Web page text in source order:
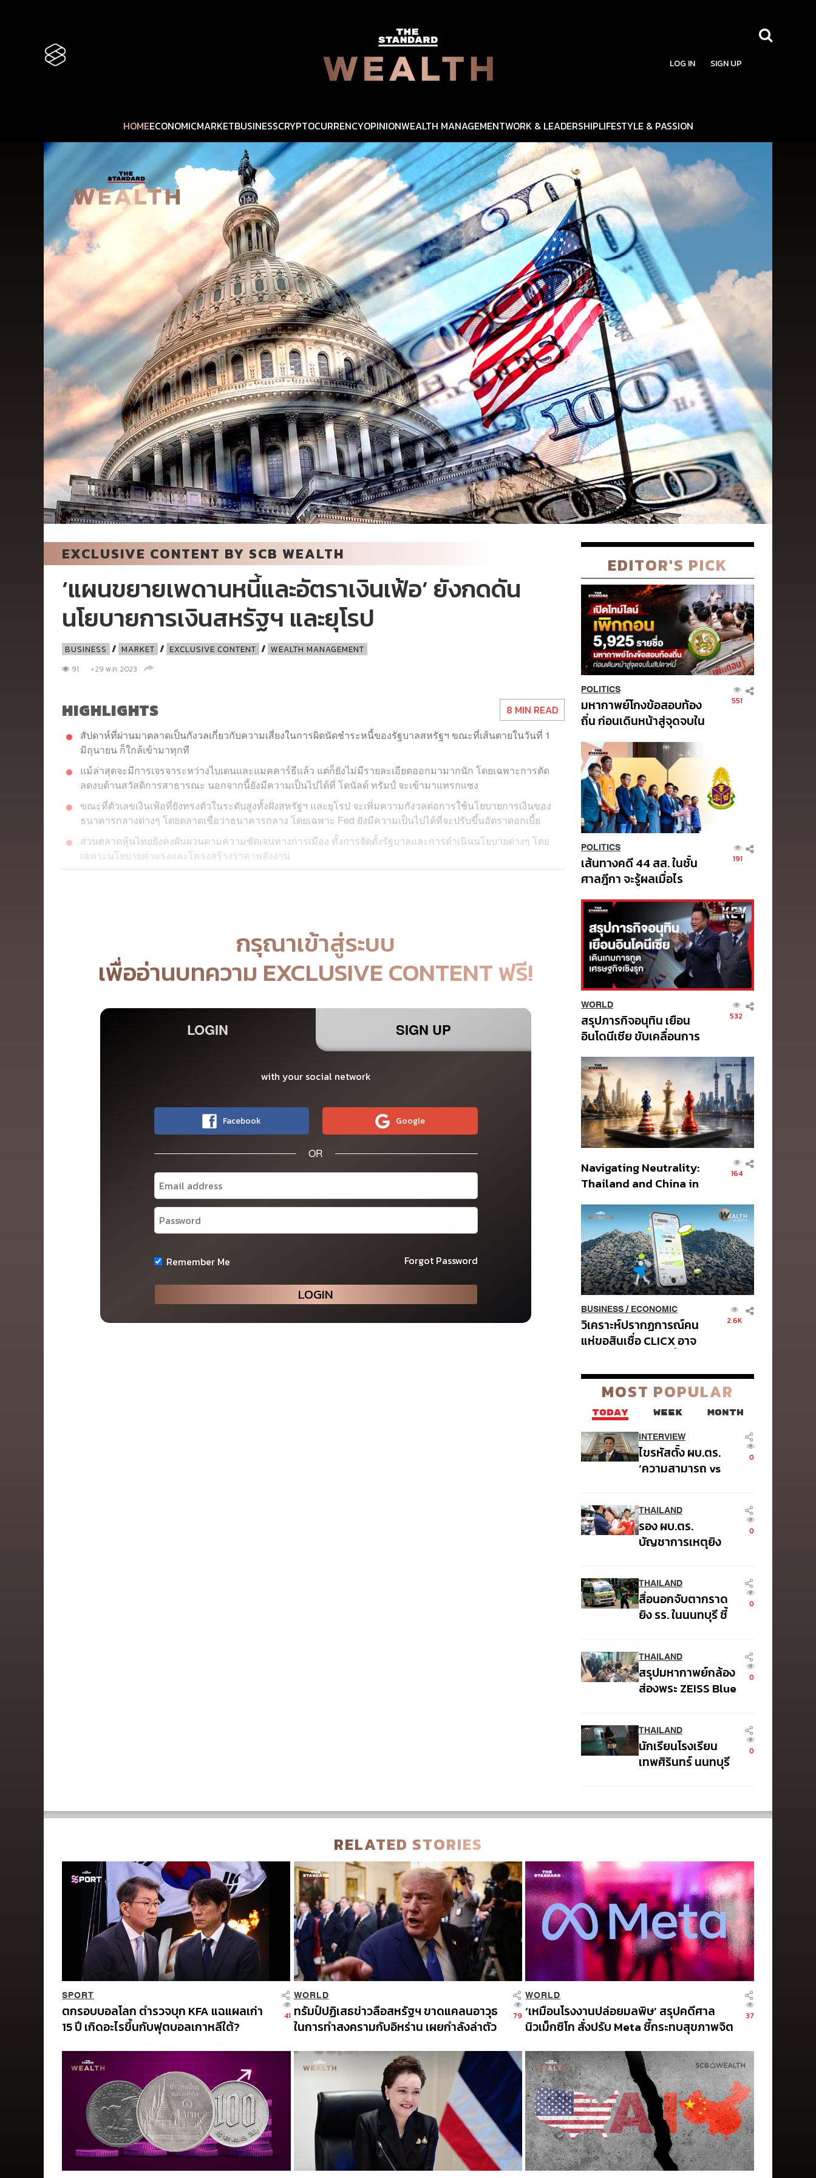
LOG IN SIGN UP
HOMEECONOMICMARKETBUSINESSCRYPTOCURRENCYOPINIONWEALTH MANAGEMENTWORK & LEADERSHIPLIFESTYLE & PASSION
EXCLUSIVE CONTENT BY SCB WEALTH
‘แผนขยายเพดานหนี้และอัตราเงินเฟ้อ’ ยังกดดัน
นโยบายการเงินสหรัฐฯ และยุโรป
BUSINESS / MARKET / EXCLUSIVE CONTENT / WEALTH MANAGEMENT
91 • 29 พ.ค. 2023
HIGHLIGHTS 8 MIN READ
สัปดาห์ที่ผ่านมาตลาดเป็นกังวลเกี่ยวกับความเสี่ยงในการผิดนัดชำระหนี้ของรัฐบาลสหรัฐฯ ขณะที่เส้นตายในวันที่ 1
มิถุนายน ก็ใกล้เข้ามาทุกที
แม้ล่าสุดจะมีการเจรจาระหว่างไบเดนและแมคคาร์ธีแล้ว แต่ก็ยังไม่มีรายละเอียดออกมามากนัก โดยเฉพาะการตัด
ลดงบด้านสวัสดิการสาธารณะ นอกจากนี้ยังมีความเป็นไปได้ที่ โดนัลด์ ทรัมป์ จะเข้ามาแทรกแซง
ขณะที่ตัวเลขเงินเฟ้อที่ยังทรงตัวในระดับสูงทั้งฝั่งสหรัฐฯ และยุโรป จะเพิ่มความกังวลต่อการใช้นโยบายการเงินของ
ธนาคารกลางต่างๆ โดยตลาดเชื่อว่าธนาคารกลาง โดยเฉพาะ Fed ยังมีความเป็นไปได้ที่จะปรับขึ้นอัตราดอกเบี้ย
ส่วนตลาดหุ้นไทยยังคงผันผวนตามความชัดเจนทางการเมือง ทั้งการจัดตั้งรัฐบาลและการดำเนินนโยบายต่างๆ โดย
เฉพาะนโยบายค่าแรงและโครงสร้างราคาพลังงาน
กรุณาเข้าสู่ระบบ
เพื่ออ่านบทความ EXCLUSIVE CONTENT ฟรี!
LOGIN SIGN UP
with your social network
Facebook Google
OR
Remember Me Forgot Password
EDITOR'S PICK
POLITICS
มหากาพย์โกงข้อสอบท้อง
ถิ่น ก่อนเดินหน้าสู่จุดจบใน
551
POLITICS
เส้นทางคดี 44 สส. ในชั้น
ศาลฎีกา จะรู้ผลเมื่อไร
191
WORLD
สรุปภารกิจอนุทิน เยือน
อินโดนีเซีย ขับเคลื่อนการ
ประกาศหุ้นส่วนยุทธศาสตร์
ไทย – อินโดนีเซีย
532
Navigating Neutrality:
Thailand and China in
Global Order
164
BUSINESS/ ECONOMIC
วิเคราะห์ปรากฏการณ์คน
แห่ขอสินเชื่อ CLICX อาจ
ของปัญหาหนี้ครัวเรือนไทย
ที่ถูกซุกไว้
2.6K
MOST POPULAR
TODAY WEEK MONTH
INTERVIEW
ไขรหัสตั้ง ผบ.ตร.
‘ความสามารถ vs
พล.ต.อ. เอก อังสนา
นนท์
0
THAILAND
รอง ผบ.ตร.
บัญชาการเหตุยิง
รอบยืนยันไร้คนติด
ค้าง พบศพปู่-ย่าที่
บ้านพักผู้ก่อเหตุ
0
THAILAND
สื่อนอกจับตากราด
ยิง รร. ในนนทบุรี ชี้
ต้นของภูมิภาค
0
THAILAND
สรุปมหากาพย์กล้อง
ส่องพระ ZEISS Blue
พิพาท ‘มาเวลล์ฯ’
ฟ้อง ‘โทน บางแค’
ผิดนัดจ่ายหนี้-แอบ
0
THAILAND
นักเรียนโรงเรียน
เทพศิรินทร์ นนทบุรี
หลังเหตุใช้อาวุธปืน
0
RELATED STORIES
SPORT
ตกรอบบอลโลก ตำรวจบุก KFA แฉแผลเก่า
15 ปี เกิดอะไรขึ้นกับฟุตบอลเกาหลีใต้?
41
WORLD
ทรัมป์ปฏิเสธข่าวลือสหรัฐฯ ขาดแคลนอาวุธ
ในการทำสงครามกับอิหร่าน เผยกำลังล่าตัว
79
WORLD
‘เหมือนโรงงานปล่อยมลพิษ’ สรุปคดีศาล
นิวเม็กซิโก สั่งปรับ Meta ชี้กระทบสุขภาพจิต
37